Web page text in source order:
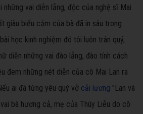
những vai diễn lẵng, độc của nghệ sĩ Mai
giàu biểu cảm của bà đã in sâu trong
học kinh nghiệm đó tôi luôn trân quý,
diễn những vai đào lẵng, đào tính cách
đem những nét diễn của cô Mai Lan ra
ai đã từng yêu quý vở cải lương "Lan và
bà hương cả, mẹ của Thúy Liễu do cô